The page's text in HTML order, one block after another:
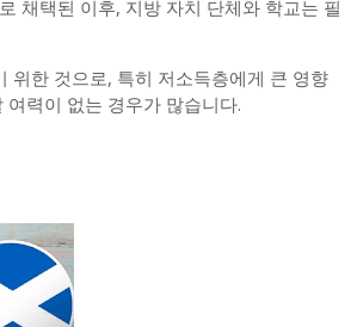
채택된 이후, 지방 자치 단체와 학교는 필
위한 것으로, 특히 저소득층에게 큰 영향
력이 없는 경우가 많습니다.